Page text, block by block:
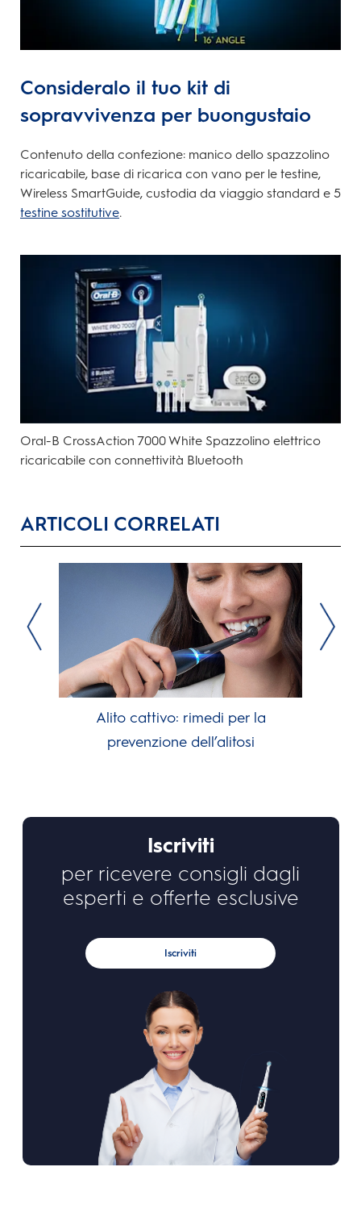
Consideralo il tuo kit di
sopravvivenza per buongustaio
Contenuto della confezione: manico dello spazzolino
ricaricabile, base di ricarica con vano per le testine,
Wireless SmartGuide, custodia da viaggio standard e 5
testine sostitutive.
Oral-B CrossAction 7000 White Spazzolino elettrico
ricaricabile con connettività Bluetooth
ARTICOLI CORRELATI
Alito cattivo: rimedi per la
prevenzione dell’alitosi
Iscriviti
per ricevere consigli dagli
esperti e offerte esclusive
Iscriviti